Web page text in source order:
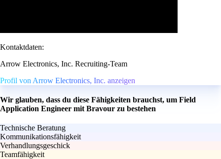
Kontaktdaten:
Arrow Electronics, Inc. Recruiting-Team
Profil von Arrow Electronics, Inc. anzeigen
Wir glauben, dass du diese Fähigkeiten brauchst, um Field
Application Engineer mit Bravour zu bestehen
Technische Beratung
Kommunikationsfähigkeit
Verhandlungsgeschick
Teamfähigkeit